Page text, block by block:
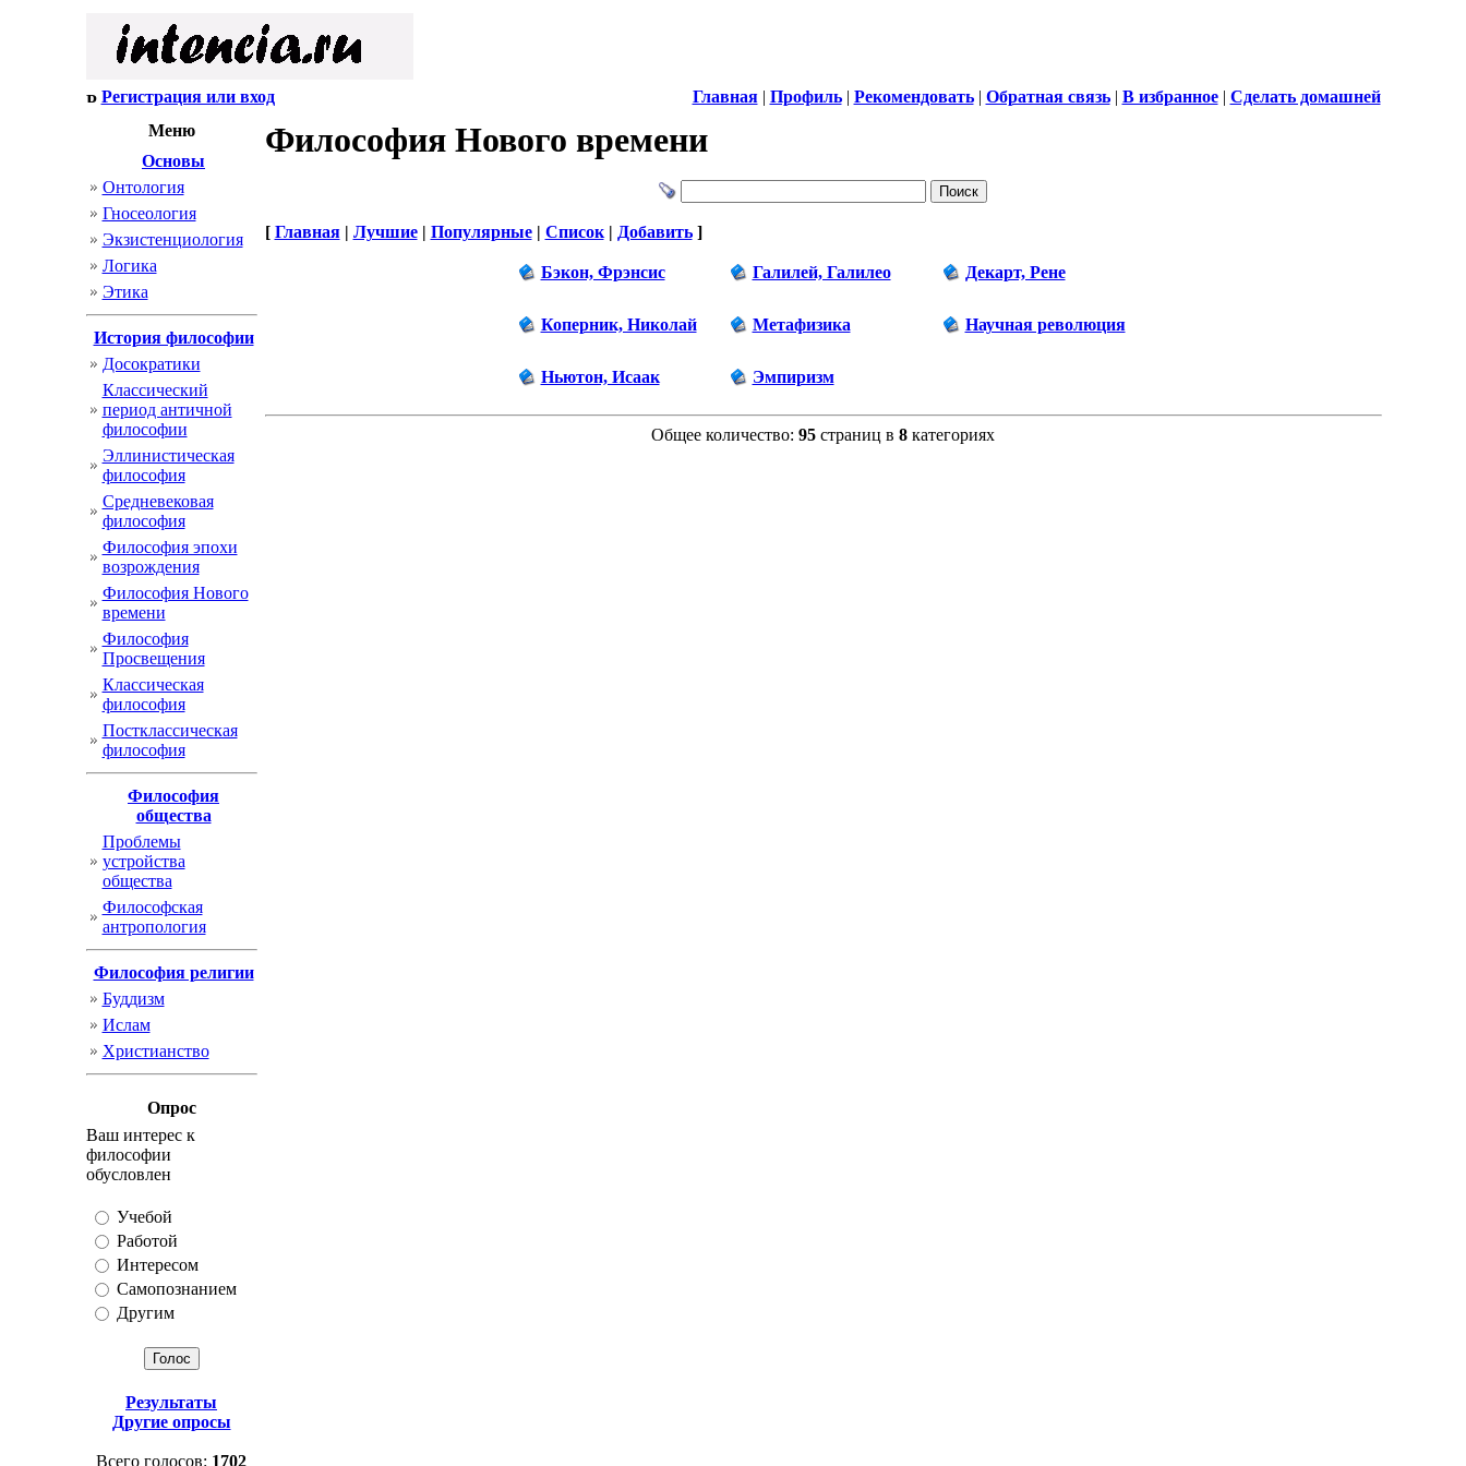
Регистрация или вход Главная| Профиль| Рекомендовать| Обратная связь| В избранное| Сделать домашней
Меню
Основы
Онтология
Гносеология
Экзистенциология
Логика
Этика
История философии
Досократики
Классический
период античной
философии
Эллинистическая
философия
Cредневековая
философия
Философия эпохи
возрождения
Философия Нового
времени
Философия
Просвещения
Классическая
философия
Постклассическая
философия
Философия
общества
Проблемы
устройства
общества
Философская
антропология
Философия религии
Буддизм
Ислам
Христианство
Опрос
Ваш интерес к
философии
обусловлен
Учебой
Работой
Интересом
Самопознанием
Другим
Результаты
Другие опросы
Всего голосов: 1702
Философия Нового времени
[ Главная| Лучшие| Популярные| Список| Добавить]
Бэкон, Фрэнсис Галилей, Галилео Декарт, Рене
Коперник, Николай Метафизика Научная революция
Ньютон, Исаак Эмпиризм
Общее количество: 95 страниц в 8 категориях